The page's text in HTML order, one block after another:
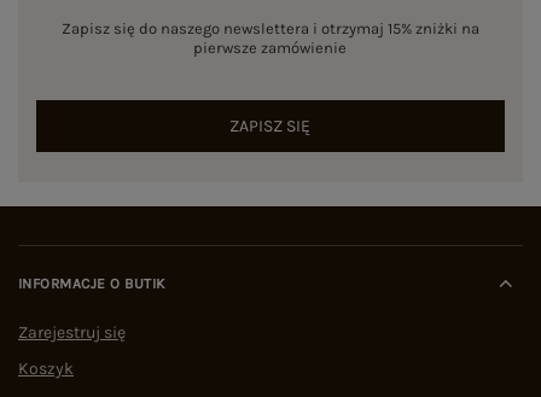
Zapisz się do naszego newslettera i otrzymaj 15% zniżki na
pierwsze zamówienie
ZAPISZ SIĘ
INFORMACJE O BUTIK
Zarejestruj się
Koszyk